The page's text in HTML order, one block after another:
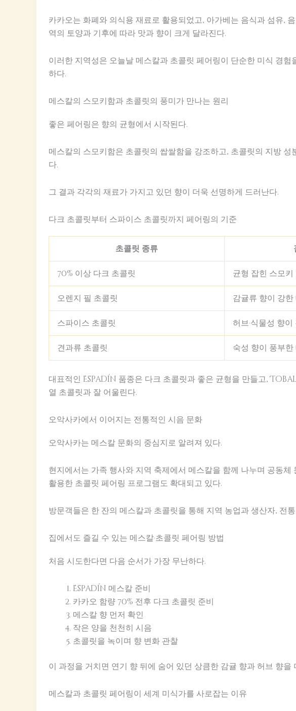
카카오는 화폐와 의식용 재료로 활용되었고, 아가베는 음식과 섬유,
역의 토양과 기후에 따라 맛과 향이 크게 달라진다.
이러한 지역성은 오늘날 메스칼과 초콜릿 페어링이 단순한 미식 경
하다.
메스칼의 스모키함과 초콜릿의 풍미가 만나는 원리
좋은 페어링은 향의 균형에서 시작된다.
메스칼의 스모키함은 초콜릿의 쌉쌀함을 강조하고, 초콜릿의 지방
다.
그 결과 각각의 재료가 가지고 있던 향이 더욱 선명하게 드러난다.
다크 초콜릿부터 스파이스 초콜릿까지 페어링의 기준
초콜릿 종류
70% 이상 다크 초콜릿 균형 잡힌 스모키
오렌지 필 초콜릿 감귤류 향이 강한
스파이스 초콜릿 허브·식물성 향
견과류 초콜릿 숙성 향이 풍부한
대표적인 Espadín 품종은 다크 초콜릿과 좋은 균형을 만들고,
열 초콜릿과 잘 어울린다.
오악사카에서 이어지는 전통적인 시음 문화
오악사카는 메스칼 문화의 중심지로 알려져 있다.
현지에서는 가족 행사와 지역 축제에서 메스칼을 함께 나누며 공동
활용한 초콜릿 페어링 프로그램도 확대되고 있다.
방문객들은 한 잔의 메스칼과 초콜릿을 통해 지역 농업과 생산자, 전
집에서도 즐길 수 있는 메스칼·초콜릿 페어링 방법
처음 시도한다면 다음 순서가 가장 무난하다.
Espadín 메스칼 준비
카카오 함량 70% 전후 다크 초콜릿 준비
메스칼 향 먼저 확인
작은 양을 천천히 시음
초콜릿을 녹이며 향 변화 관찰
이 과정을 거치면 연기 향 뒤에 숨어 있던 상큼한 감귤 향과 허브 향을
메스칼과 초콜릿 페어링이 세계 미식가를 사로잡는 이유